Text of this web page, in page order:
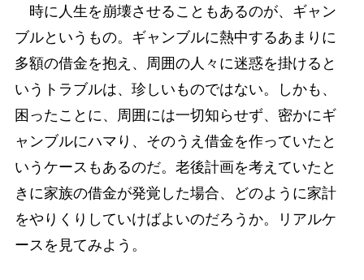
時に人生を崩壊させることもあるのが、ギャン
ブルというもの。ギャンブルに熱中するあまりに
多額の借金を抱え、周囲の人々に迷惑を掛けると
いうトラブルは、珍しいものではない。しかも、
困ったことに、周囲には一切知らせず、密かにギ
ャンブルにハマり、そのうえ借金を作っていたと
いうケースもあるのだ。老後計画を考えていたと
きに家族の借金が発覚した場合、どのように家計
をやりくりしていけばよいのだろうか。リアルケ
ースを見てみよう。